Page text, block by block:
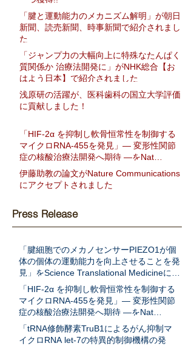
「腱と運動能力のメカニズム解明」が朝日
新聞、読売新聞、時事新聞で紹介されまし
た
「ジャンプ力の大幅向上に特殊なたんぱく
質関係か 治療法開発に」がNHK総合【お
はよう日本】で紹介されました
浅原研の活躍が、医科歯科の国立大学評価
に貢献しました！
「HIF-2α を抑制し軟骨恒常性を制御する
マイクロRNA-455を発見」― 変形性関節
症の核酸治療法開発へ期待 ―をNat
Communに発表
伊藤助教の論文がNature Communications
にアクセプトされました
Press Release
「腱細胞でのメカノセンサーPIEZO1が個
体の個体の運動能力を向上させることを発
見」をScience Translational Medicineに発
表
「HIF-2α を抑制し軟骨恒常性を制御する
マイクロRNA-455を発見」― 変形性関節
症の核酸治療法開発へ期待 ―をNat
Communに発表
「tRNA修飾酵素TruB1によるがん抑制マ
イクロRNA let-7の特異的制御機構の発